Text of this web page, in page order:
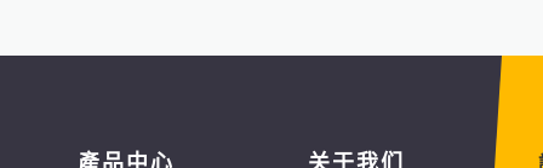
產品中心 关于我们